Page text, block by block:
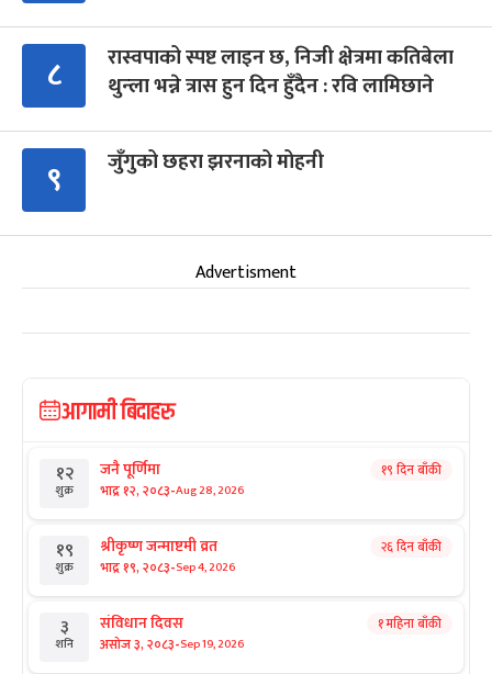
८
रास्वपाको स्पष्ट लाइन छ, निजी क्षेत्रमा कतिबेला
थुन्ला भन्ने त्रास हुन दिन हुँदैन : रवि लामिछाने
९ जुँगुको छहरा झरनाको मोहनी
Advertisment
आगामी बिदाहरु
१२
शुक्र
जनै पूर्णिमा
भाद्र १२, २०८३-Aug 28, 2026
१९ दिन बाँकी
१९
शुक्र
श्रीकृष्ण जन्माष्टमी व्रत
भाद्र १९, २०८३-Sep 4, 2026
२६ दिन बाँकी
३
शनि
संविधान दिवस
असोज ३, २०८३-Sep 19, 2026
१ महिना बाँकी